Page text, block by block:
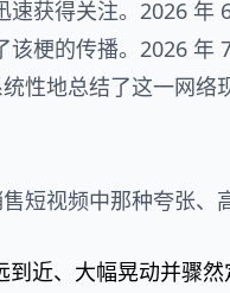
速获得关注。2026
梗的传播。2026
统性地总结了这一网
短视频中那种夸张、
到近、大幅晃动并骤